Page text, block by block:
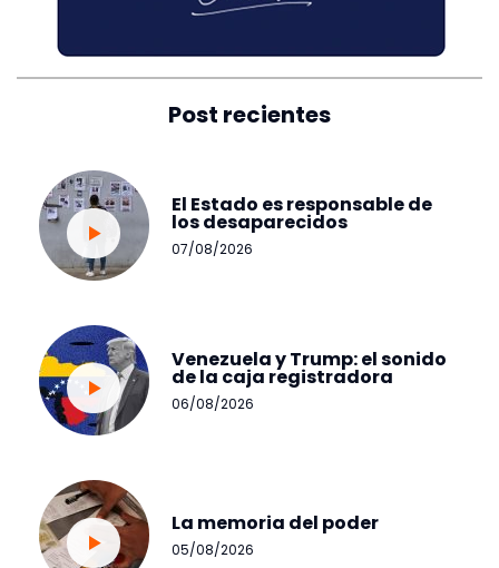
Post recientes
El Estado es responsable de
los desaparecidos
07/08/2026
Venezuela y Trump: el sonido
de la caja registradora
06/08/2026
La memoria del poder
05/08/2026